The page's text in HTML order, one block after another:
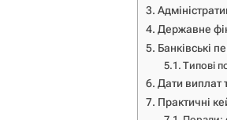
Державне
Банківські
Типові
Дати виплат
Практичні